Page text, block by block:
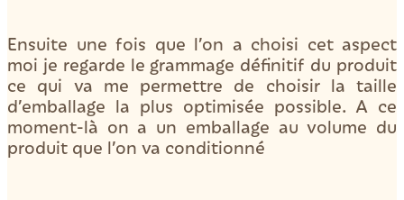
Ensuite une fois que l’on a choisi cet aspect
moi je regarde le grammage définitif du produit
ce qui va me permettre de choisir la taille
d’emballage la plus optimisée possible. A ce
moment-là on a un emballage au volume du
produit que l’on va conditionné